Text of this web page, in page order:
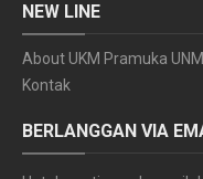
NEW LINE
About UKM Pramuka UNM
Kontak
BERLANGGAN VIA